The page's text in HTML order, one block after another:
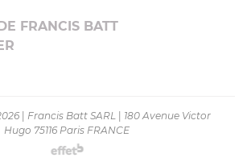
FRANCIS BATT
Francis Batt SARL
180 Avenue Victor
Hugo 75116 Paris FRANCE